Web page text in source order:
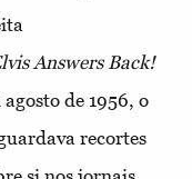
Answers Back!
de 1956, o
recortes